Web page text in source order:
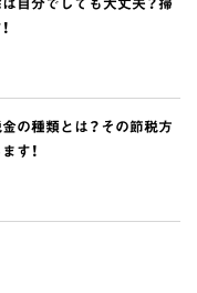
自分でしても大丈夫？掃
の種類とは？その節税方
す！